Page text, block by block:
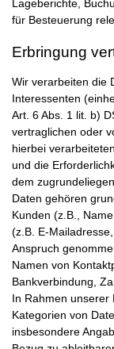
Lageberichte,
für Besteuerung
Erbringung
Wir verarbeiten die
Interessenten
Art. 6 Abs. 1 lit. b)
vertraglichen oder
hierbei
und die
dem
Daten gehören
Kunden (z.B.,
(z.B. E-
Anspruch
Namen von
Bankverbindung,
In Rahmen unserer
Kategorien von
insbesondere